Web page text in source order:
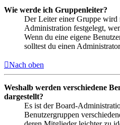
Wie werde ich Gruppenleiter?
Der Leiter einer Gruppe wird
Administration festgelegt,
Wenn du eine eigene
solltest du einen
Nach oben
Weshalb werden verschiedene
dargestellt?
Es ist der Board-
Benutzergruppen